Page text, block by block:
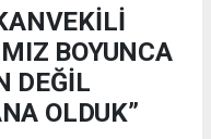
BOYUNCA
DEĞİL
OLDUK”